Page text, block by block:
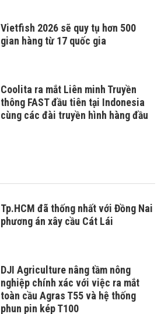
Vietfish 2026 sẽ quy tụ hơn 500
gian hàng từ 17 quốc gia
Coolita ra mắt Liên minh Truyền
thông FAST đầu tiên tại Indonesia
cùng các đài truyền hình hàng đầu
Tp.HCM đã thống nhất với Đồng Nai
phương án xây cầu Cát Lái
DJI Agriculture nâng tầm nông
nghiệp chính xác với việc ra mắt
toàn cầu Agras T55 và hệ thống
phun pin kép T100